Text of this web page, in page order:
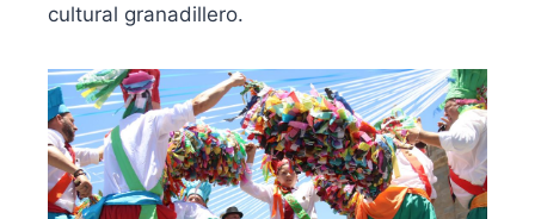
cultural granadillero.